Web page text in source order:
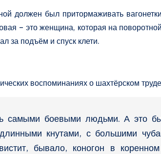
должен был притормаживать
– это женщина, которая на
за подъём и спуск клети.
воспоминаниях о шахтёрском
самыми боевыми людьми. А это
кнутами, с большими
бывало, коногон в